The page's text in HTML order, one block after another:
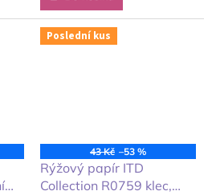
Poslední kus
43 Kč –53 %
Rýžový papír ITD
Collection R0759 klec,